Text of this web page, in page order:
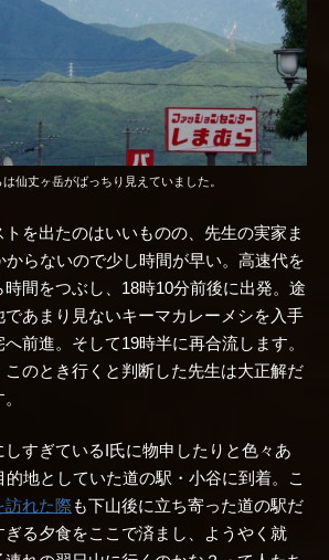
仙丈ヶ岳がばっちり見えていました。
を出たのはいいものの、先生の実家ま
からないので少し時間が早い。高速代を
時間をつぶし、18時10分前後に出発。途
あまり見ないキーマカレーメシを入手
前進。そして19時半に再合流します。
のとき行くと判断した先生は大正解だ
すぎているI氏に物申したりと色々あ
的地としていた道の駅・小谷に到着。こ
訪れた際も下山後に立ち寄った道の駅だ
ぎる夕食をここで済まし、ようやく就